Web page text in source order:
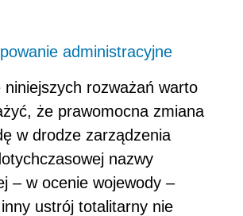
administracyjne
niniejszych rozważań warto
że prawomocna zmiana
w drodze zarządzenia
nazwy
– w ocenie wojewody –
ustrój totalitarny nie